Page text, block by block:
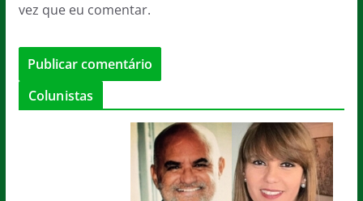
vez que eu comentar.
Colunistas